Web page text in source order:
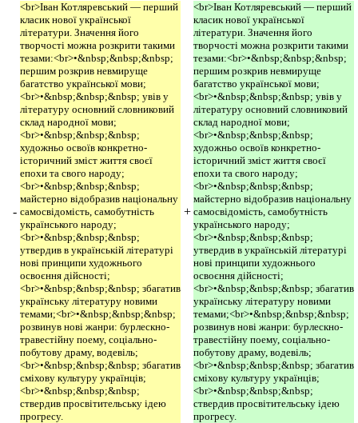
-
<br>Іван Котляревський — перший
класик нової української
літератури. Значення його
творчості можна розкрити такими
тезами:<br>•&nbsp;&nbsp;&nbsp;
першим розкрив невмируще
багатство української мови;
<br>•&nbsp;&nbsp;&nbsp; увів у
літературу основний словниковий
склад народної мови;
<br>•&nbsp;&nbsp;&nbsp;
художньо освоїв конкретно-
історичний зміст життя своєї
епохи та свого народу;
<br>•&nbsp;&nbsp;&nbsp;
майстерно відобразив національну
самосвідомість, самобутність
українського народу;
<br>•&nbsp;&nbsp;&nbsp;
утвердив в українській літературі
нові принципи художнього
освоєння дійсності;
<br>•&nbsp;&nbsp;&nbsp; збагатив
українську літературу новими
темами;<br>•&nbsp;&nbsp;&nbsp;
розвинув нові жанри: бурлескно-
травестійну поему, соціально-
побутову драму, водевіль;
<br>•&nbsp;&nbsp;&nbsp; збагатив
сміхову культуру українців;
<br>•&nbsp;&nbsp;&nbsp;
ствердив просвітительську ідею
прогресу.
+
<br>Іван Котляревський — перший
класик нової української
літератури. Значення його
творчості можна розкрити такими
тезами:<br>•&nbsp;&nbsp;&nbsp;
першим розкрив невмируще
багатство української мови;
<br>•&nbsp;&nbsp;&nbsp; увів у
літературу основний словниковий
склад народної мови;
<br>•&nbsp;&nbsp;&nbsp;
художньо освоїв конкретно-
історичний зміст життя своєї
епохи та свого народу;
<br>•&nbsp;&nbsp;&nbsp;
майстерно відобразив національну
самосвідомість, самобутність
українського народу;
<br>•&nbsp;&nbsp;&nbsp;
утвердив в українській літературі
нові принципи художнього
освоєння дійсності;
<br>•&nbsp;&nbsp;&nbsp; збагатив
українську літературу новими
темами;<br>•&nbsp;&nbsp;&nbsp;
розвинув нові жанри: бурлескно-
травестійну поему, соціально-
побутову драму, водевіль;
<br>•&nbsp;&nbsp;&nbsp; збагатив
сміхову культуру українців;
<br>•&nbsp;&nbsp;&nbsp;
ствердив просвітительську ідею
прогресу.